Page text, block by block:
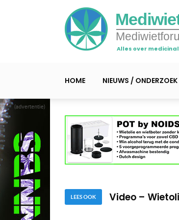
(advertentie)
Alles over
HOME NIEUWS / ONDERZOEK
LEES OOK
Medicinale
Meer
Medicinale